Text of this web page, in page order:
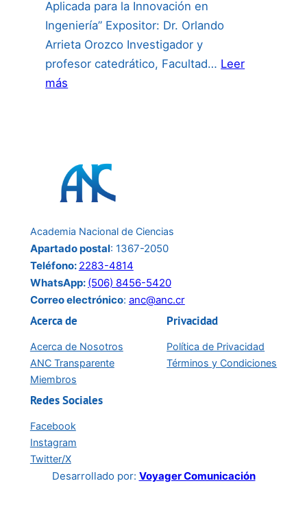
Aplicada para la Innovación en
Ingeniería” Expositor: Dr. Orlando
Arrieta Orozco Investigador y
profesor catedrático, Facultad… Leer
más
del
24
junio:
Academia Nacional de Ciencias
Apartado postal: 1367-2050
Teléfono: 2283-4814
WhatsApp: (506) 8456-5420
Correo electrónico: anc@anc.cr
Acerca de
Acerca de Nosotros
ANC Transparente
Miembros
Privacidad
Política de Privacidad
Términos y Condiciones
Redes Sociales
Facebook
Instagram
Twitter/X
Desarrollado por: Voyager Comunicación